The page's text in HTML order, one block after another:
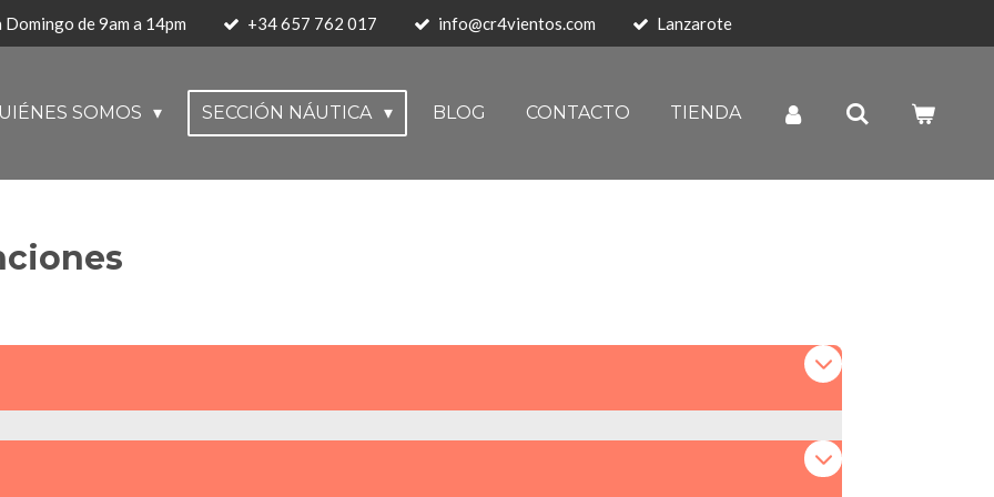
de 9am a 14pm +34 657 762 017 info@cr4vientos.com Lanzarote
SOMOS SECCIÓN NÁUTICA BLOG CONTACTO TIENDA